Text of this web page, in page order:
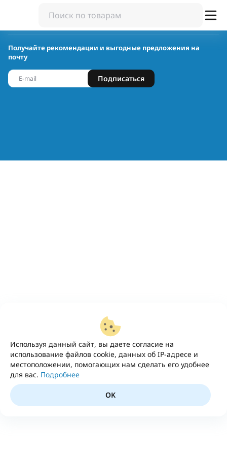
Используя данный сайт, вы даете согласие на
использование файлов cookie, данных об IP-адресе и
местоположении, помогающих нам сделать его удобнее
для вас. Подробнее
OK
Получайте рекомендации и выгодные предложения на
почту
Подписаться